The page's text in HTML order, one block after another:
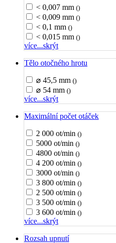
< 0,007 mm ()
< 0,009 mm ()
< 0,1 mm ()
< 0,015 mm ()
více...skrýt
Tělo otočného hrotu
⌀ 45,5 mm ()
⌀ 54 mm ()
více...skrýt
Maximální počet otáček
2 000 ot/min ()
5000 ot/min ()
4800 ot/min ()
4 200 ot/min ()
3000 ot/min ()
3 800 ot/min ()
2 500 ot/min ()
3 500 ot/min ()
3 600 ot/min ()
více...skrýt
Rozsah upnutí